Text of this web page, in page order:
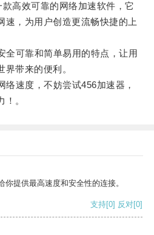
高效可靠的网络加速软件，它
速，为用户创造更流畅快捷的上
可靠和简单易用的特点，让用
界带来的便利。
速度，不妨尝试456加速器，
。
提供最高速度和安全性的连接。
支持[0] 反对[0]